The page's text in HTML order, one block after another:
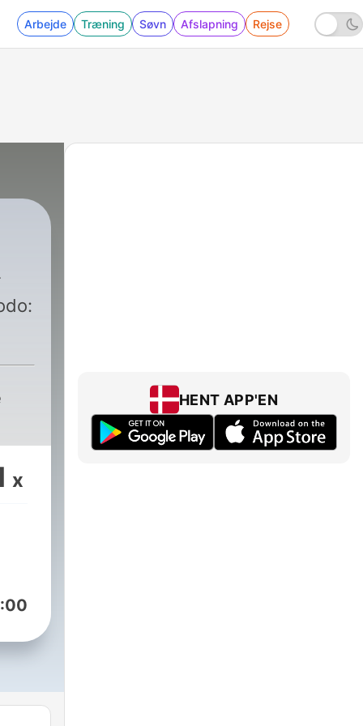
Arbejde Træning Søvn Afslapning Rejse
x
HENT APP'EN